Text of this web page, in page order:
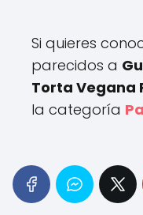
Si quieres
parecidos a
Torta Vegana
la categoría